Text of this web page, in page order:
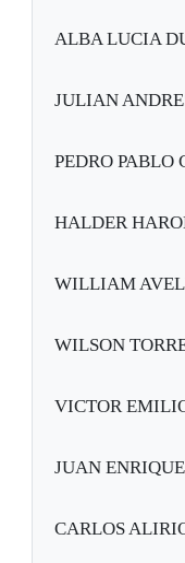
ALBA LUCIA
JULIAN
PEDRO PABLO
HALDER
WILLIAM
WILSON
VICTOR
JUAN
CARLOS